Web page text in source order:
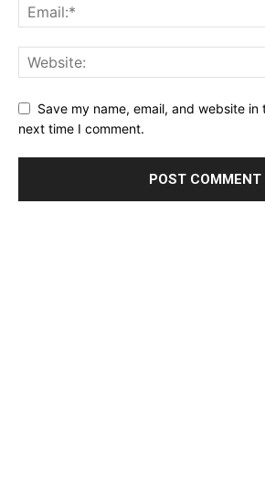
Save my name, email, and website
next time I comment.